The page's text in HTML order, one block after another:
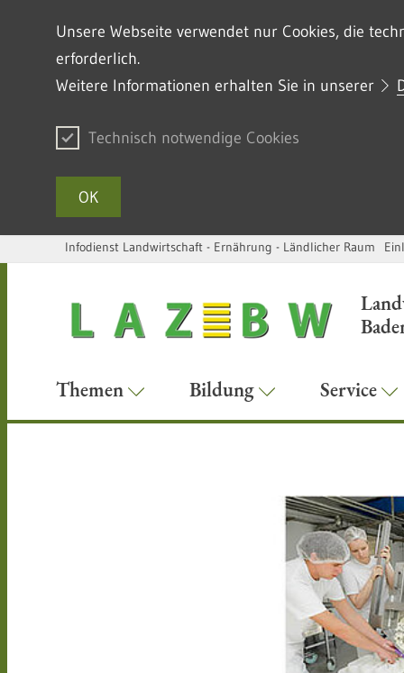
Unsere Webseite verwendet nur Cookies, die
erforderlich.
Weitere Informationen erhalten Sie in unserer
Technisch notwendige Cookies
OK
Zum Inhalt springen
Infodienst Landwirtschaft - Ernährung - Ländlicher Raum
Themen Bildung Service